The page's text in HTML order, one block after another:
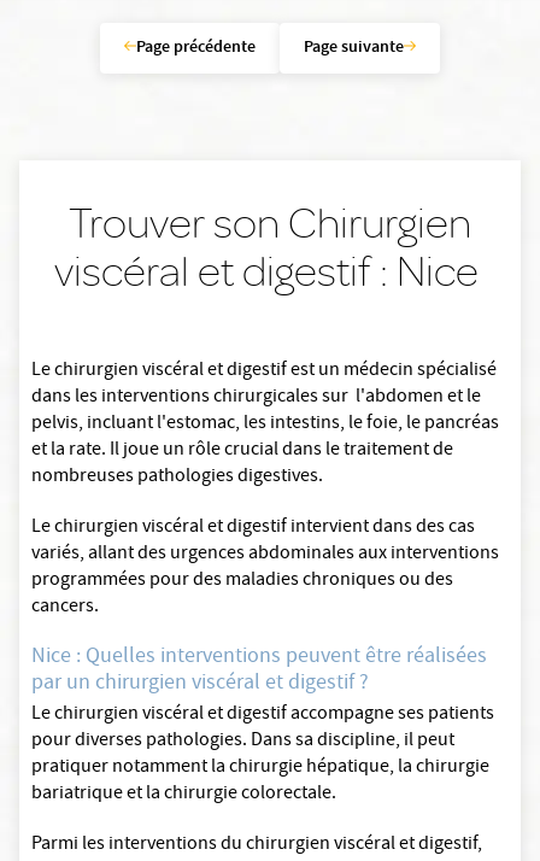
Page précédente Page suivante
Trouver son Chirurgien
viscéral et digestif : Nice
Le chirurgien viscéral et digestif est un médecin spécialisé
dans les interventions chirurgicales sur l'abdomen et le
pelvis, incluant l'estomac, les intestins, le foie, le pancréas
et la rate. Il joue un rôle crucial dans le traitement de
nombreuses pathologies digestives.
Le chirurgien viscéral et digestif intervient dans des cas
variés, allant des urgences abdominales aux interventions
programmées pour des maladies chroniques ou des
cancers.
Nice : Quelles interventions peuvent être réalisées
par un chirurgien viscéral et digestif ?
Le chirurgien viscéral et digestif accompagne ses patients
pour diverses pathologies. Dans sa discipline, il peut
pratiquer notamment la chirurgie hépatique, la chirurgie
bariatrique et la chirurgie colorectale.
Parmi les interventions du chirurgien viscéral et digestif,